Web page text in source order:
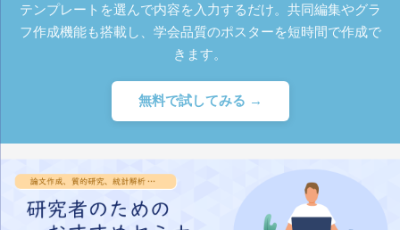
テンプレートを選んで内容を入力するだけ。共同編集やグラ
フ作成機能も搭載し、学会品質のポスターを短時間で作成で
きます。
無料で試してみる →